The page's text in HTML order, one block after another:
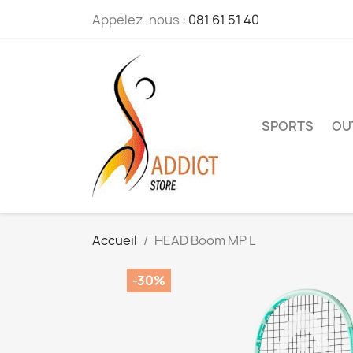
Appelez-nous : 081 61 51 40
SPORTS
Accueil HEAD Boom MP L
-30%